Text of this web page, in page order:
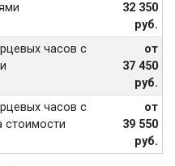
32 350
руб.
часов с
от
37 450
руб.
часов с
стоимости
от
39 550
руб.